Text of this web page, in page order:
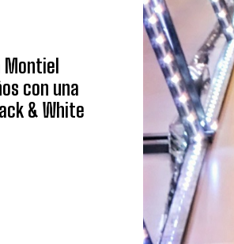
Montiel
con una
& White